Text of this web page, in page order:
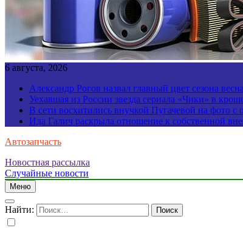
6 августа, 2026
Александр Рогов назвал главный цвет сезона
Уехавшая из России звезда сериала «Чики» в
В сети восхитились внучкой Пугачевой на фото с
Ида Галич раскрыла отношение к собственной
Автозапчасть
Новостная рассылка
Случайные новости
Меню
Найти: